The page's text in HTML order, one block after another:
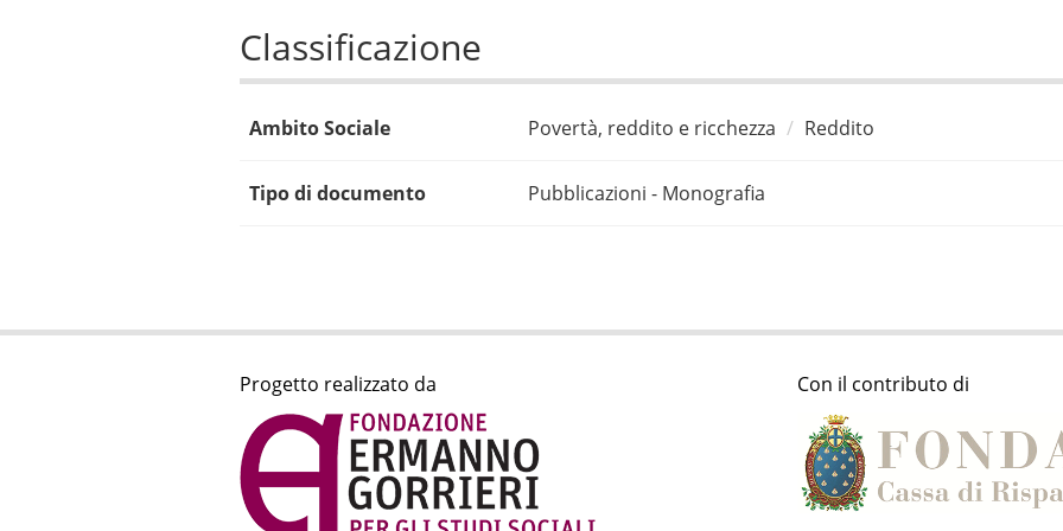
Classificazione
Ambito Sociale Povertà, reddito e ricchezza Reddito
Tipo di documento Pubblicazioni - Monografia
Progetto realizzato da Con il contributo di